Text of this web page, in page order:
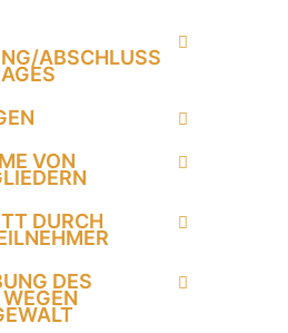
ABSCHLUSS
VON
DURCH
DES